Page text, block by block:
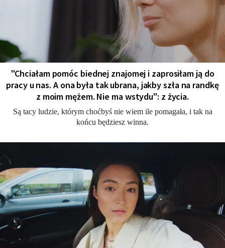
"Chciałam pomóc biednej znajomej i zaprosiłam ją do
pracy u nas. A ona była tak ubrana, jakby szła na randkę
z moim mężem. Nie ma wstydu": z życia.
Są tacy ludzie, którym choćbyś nie wiem ile pomagała, i tak na
końcu będziesz winna.